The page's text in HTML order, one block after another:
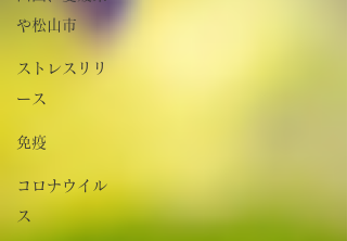
や松山市
ストレスリリ
ース
免疫
コロナウイル
ス